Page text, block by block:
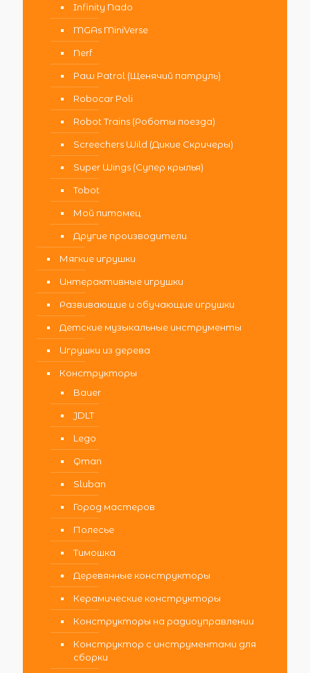
Infinity Nado
MGAs MiniVerse
Nerf
Paw Patrol (Щенячий патруль)
Robocar Poli
Robot Trains (Роботы поезда)
Screechers Wild (Дикие Скричеры)
Super Wings (Супер крылья)
Tobot
Мой питомец
Другие производители
Мягкие игрушки
Интерактивные игрушки
Развивающие и обучающие игрушки
Детские музыкальные инструменты
Игрушки из дерева
Конструкторы
Bauer
JDLT
Lego
Qman
Sluban
Город мастеров
Полесье
Тимошка
Деревянные конструкторы
Керамические конструкторы
Конструкторы на радиоуправлении
Конструктор с инструментами для
сборки